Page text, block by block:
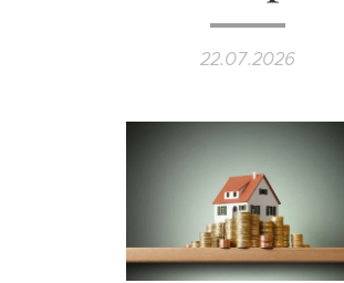
22.07.2026